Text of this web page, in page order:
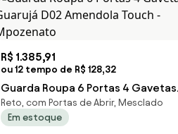
R$ 1.385,91
ou 12 tempo de R$ 128,32
Guarda Roupa 6 Portas 4 Gavetas
Guarujá D02 Amendola Touch -
Mpozenato
Reto, com Portas de Abrir, Mesclado
Em estoque